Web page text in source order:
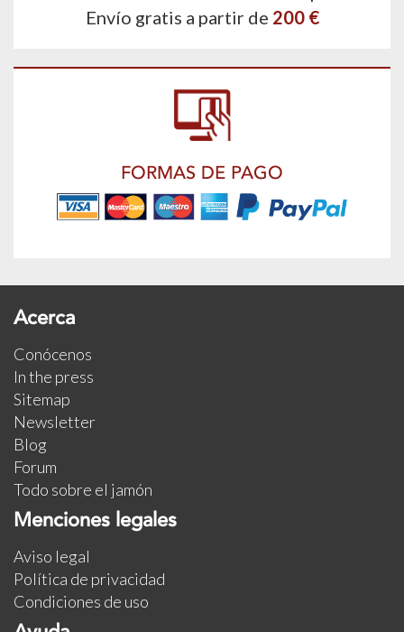
Envío gratis a partir de 200 €
FORMAS DE PAGO
Acerca
Conócenos
In the press
Sitemap
Newsletter
Blog
Forum
Todo sobre el jamón
Menciones legales
Aviso legal
Política de privacidad
Condiciones de uso